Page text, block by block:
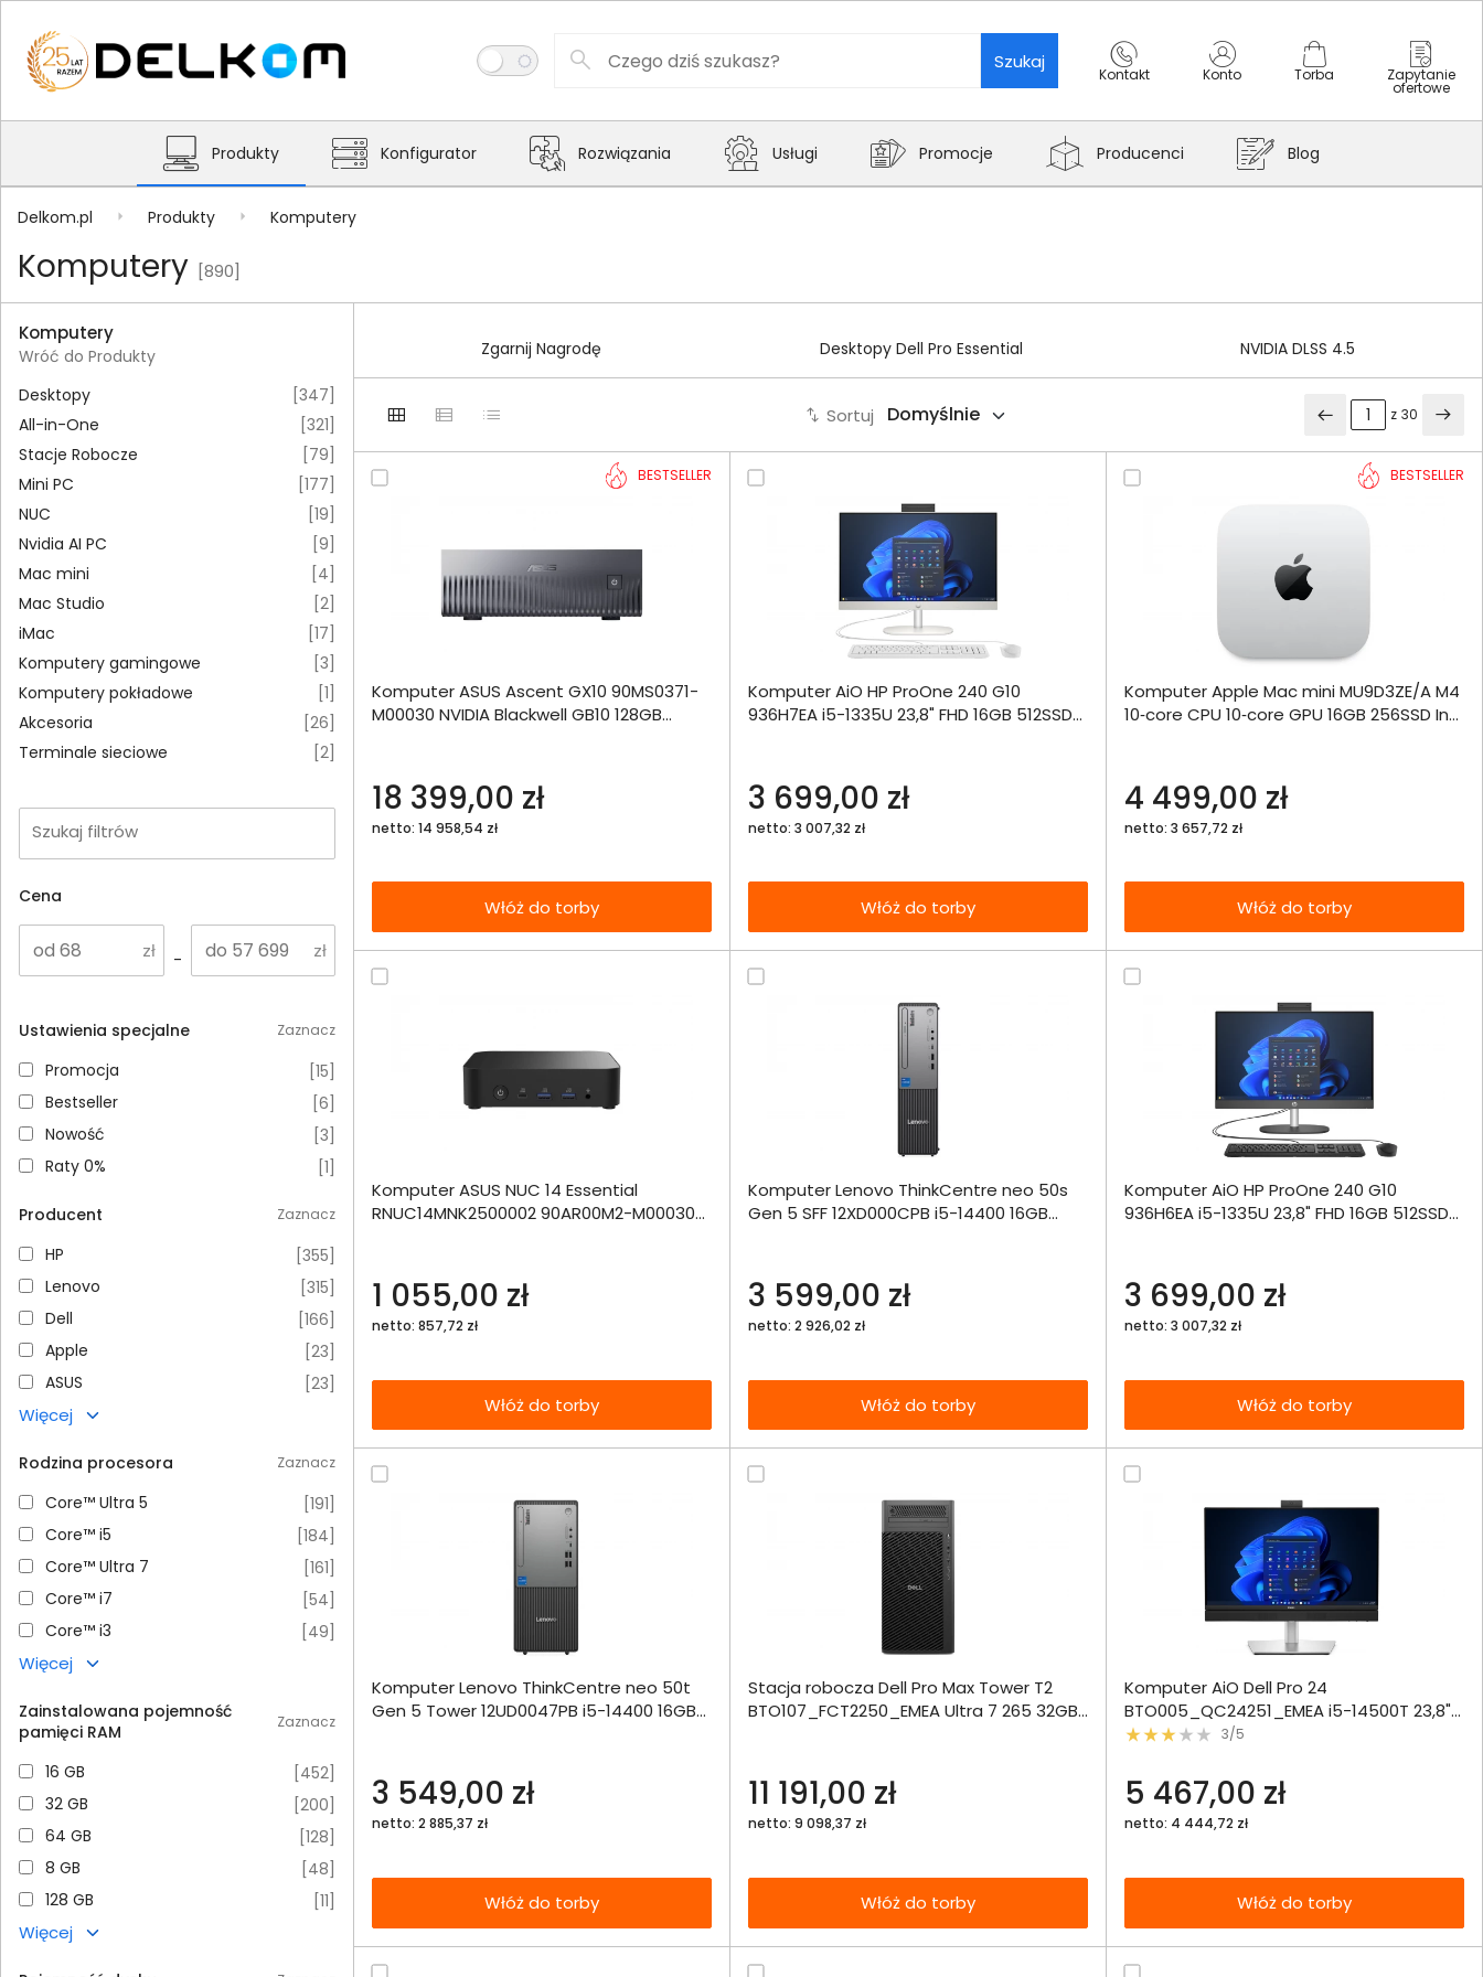
Szukaj
Kontakt Konto Torba Zapytanie
ofertowe
Produkty Konfigurator Rozwiązania Usługi Promocje Producenci Blog
Delkom.pl Produkty Komputery
Komputery [890]
Komputery
Wróć do Produkty
Desktopy
347
All-in-One
321
Stacje Robocze
79
Mini PC
177
NUC
19
Nvidia AI PC
9
Mac mini
4
Mac Studio
2
iMac
17
Komputery gamingowe
3
Komputery pokładowe
1
Akcesoria
26
Terminale sieciowe
2
Szukaj filtrów
Cena
-
Ustawienia specjalne Zaznacz
Promocja
Promocja [15]
Bestseller
Bestseller [6]
Nowość
Nowość [3]
Raty 0%
Raty 0% [1]
Producent Zaznacz
HP HP [355]
Lenovo
Lenovo [315]
DellDell [166]
AppleApple [23]
ASUSASUS [23]
Więcej
Rodzina procesora Zaznacz
Core™ Ultra 5
Core™ Ultra 5 [191]
Core™ i5
Core™ i5 [184]
Core™ Ultra 7
Core™ Ultra 7 [161]
Core™ i7
Core™ i7 [54]
Core™ i3
Core™ i3 [49]
Więcej
Zainstalowana pojemność
pamięci RAM
Zaznacz
16 GB16 GB [452]
32 GB32 GB [200]
64 GB64 GB [128]
8 GB8 GB [48]
128 GB128 GB [11]
Więcej
Zgarnij Nagrodę Desktopy Dell Pro Essential NVIDIA DLSS 4.5
Sortuj z 30
Dodaj do porównania
Omówienie
Specyfikacja techniczna
BESTSELLER
Komputer ASUS Ascent GX10 90MS0371-
M00030 NVIDIA Blackwell GB10 128GB
18 399,00 zł
netto: 14 958,54 zł
Włóż do torby
Włóż do
Omówienie
Komputer AiO HP ProOne 240 G10
936H7EA i5-1335U 23,8" FHD 16GB 512SSD
3 699,00 zł
netto: 3 007,32 zł
Włóż do torby
Włóż do
Dodaj do porównania
Omówienie
BESTSELLER
Komputer Apple Mac mini MU9D3ZE/A M4
10‑core CPU 10‑core GPU 16GB 256SSD Int
4 499,00 zł
netto: 3 657,72 zł
Włóż do torby
Komputer ASUS NUC 14 Essential
RNUC14MNK2500002 90AR00M2-M00030
1 055,00 zł
netto: 857,72 zł
Włóż do torby
Włóż do
torby
Omówienie
Komputer Lenovo ThinkCentre neo 50s
Gen 5 SFF 12XD000CPB i5-14400 16GB
3 599,00 zł
netto: 2 926,02 zł
Włóż do torby
Włóż do
torby
Dodaj do porównania
Omówienie
Komputer AiO HP ProOne 240 G10
936H6EA i5-1335U 23,8" FHD 16GB 512SSD
3 699,00 zł
netto: 3 007,32 zł
Włóż do torby
Komputer Lenovo ThinkCentre neo 50t
Gen 5 Tower 12UD0047PB i5-14400 16GB
3 549,00 zł
netto: 2 885,37 zł
Włóż do torby
Włóż do
torby
Dodaj do porównania
Omówienie
Stacja robocza Dell Pro Max Tower T2
BTO107_FCT2250_EMEA Ultra 7 265 32GB
11 191,00 zł
netto: 9 098,37 zł
Włóż do torby
Włóż do
torby
Dodaj do porównania
Omówienie
Komputer AiO Dell Pro 24
BTO005_QC24251_EMEA i5-14500T 23,8"
FHD 16GB 512SSD W11Pro
3/5
5 467,00 zł
netto: 4 444,72 zł
Włóż do torby